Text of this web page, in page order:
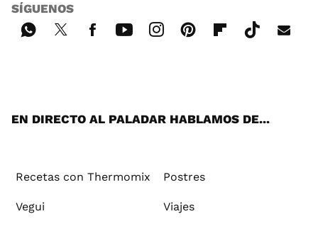
SÍGUENOS
EN DIRECTO AL PALADAR HABLAMOS DE...
Recetas con Thermomix Postres
Vegui Viajes